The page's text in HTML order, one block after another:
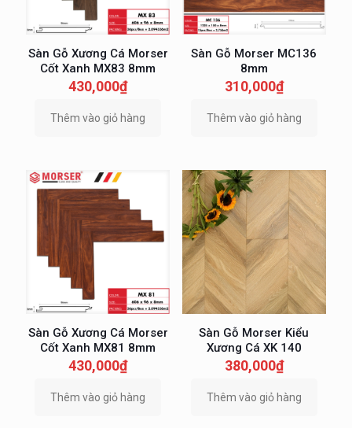
Sàn Gỗ Xương Cá Morser
Cốt Xanh MX83 8mm
430,000₫
Thêm vào giỏ hàng
Sàn Gỗ Morser MC136
8mm
310,000₫
Thêm vào giỏ hàng
Sàn Gỗ Xương Cá Morser
Cốt Xanh MX81 8mm
430,000₫
Thêm vào giỏ hàng
Sàn Gỗ Morser Kiểu
Xương Cá XK 140
380,000₫
Thêm vào giỏ hàng